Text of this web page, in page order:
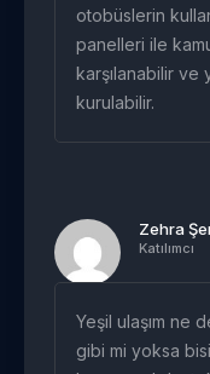
otobüslerin
panelleri ile
karşılanabilir ve
kurulabilir.
Zehra
Katılımcı
Yeşil ulaşım ne
gibi mi yoksa